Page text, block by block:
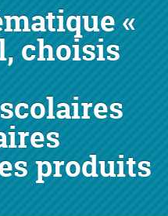
«
choisis
produits